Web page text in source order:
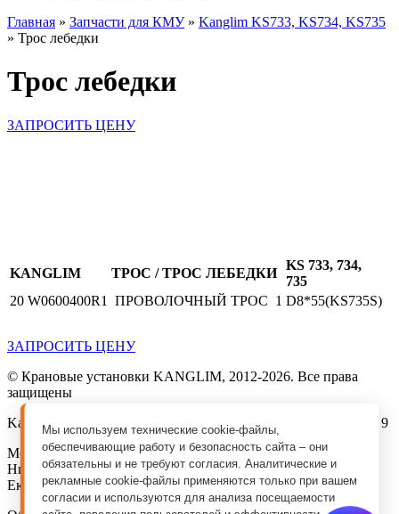
Главная » Запчасти для КМУ» Kanglim KS733, KS734, KS735
» Трос лебедки
Трос лебедки
ЗАПРОСИТЬ ЦЕНУ
KANGLIM ТРОС / ТРОС ЛЕБЕДКИ
KS 733, 734,
735
20 W0600400R1 ПРОВОЛОЧНЫЙ ТРОС 1 D8*55(KS735S)
ЗАПРОСИТЬ ЦЕНУ
© Крановые установки KANGLIM, 2012-2026. Все права
защищены
Kanglim MSK Compani, г. Москва, ул. Талалихина, д. 41, стр. 9
Москва, Санкт-Петербург, Краснодар, Ростов-на-Дону,
Нижний Новгород, Самара, Красноярск, Ижевск,
Екатеринбург, Тюмень, Новосибирск
Мы используем технические cookie-файлы,
обеспечивающие работу и безопасность сайта – они
обязательны и не требуют согласия. Аналитические и
рекламные cookie-файлы применяются только при вашем
согласии и используются для анализа посещаемости